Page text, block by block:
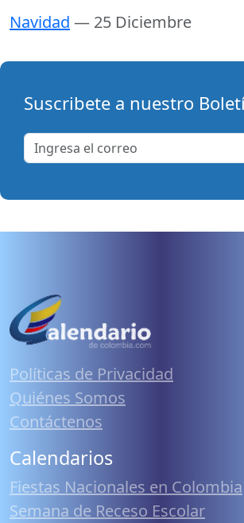
Navidad — 25 Diciembre
Suscribete a nuestro
Políticas de Privacidad
Quiénes Somos
Contáctenos
Calendarios
Fiestas Nacionales en Colombia
Semana de Receso Escolar